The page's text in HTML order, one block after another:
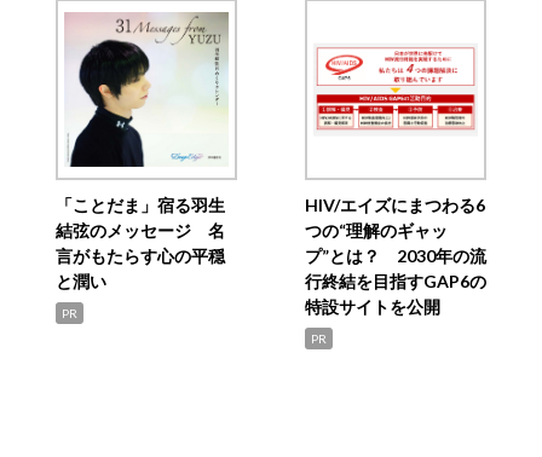
「ことだま」宿る羽生
結弦のメッセージ 名
言がもたらす心の平穏
と潤い
PR
HIV/エイズにまつわる6
つの“理解のギャッ
プ”とは？ 2030年の流
行終結を目指すGAP6の
特設サイトを公開
PR